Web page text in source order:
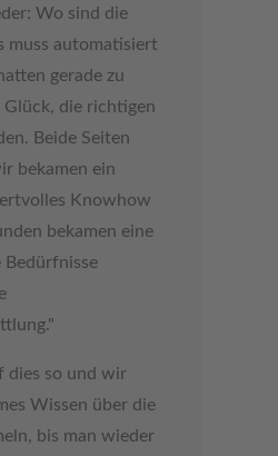
Wo sind die
muss automatisiert
gerade zu
Glück, die richtigen
Beide Seiten
bekamen ein
Knowhow
bekamen eine
Bedürfnisse
dies so und wir
Wissen über die
bis man wieder